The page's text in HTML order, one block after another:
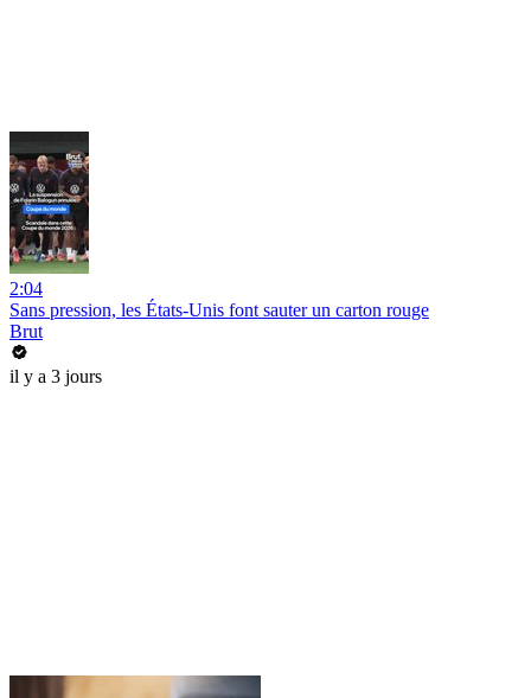
2:04
Sans pression, les États-Unis font sauter un carton rouge
Brut
il y a 3 jours